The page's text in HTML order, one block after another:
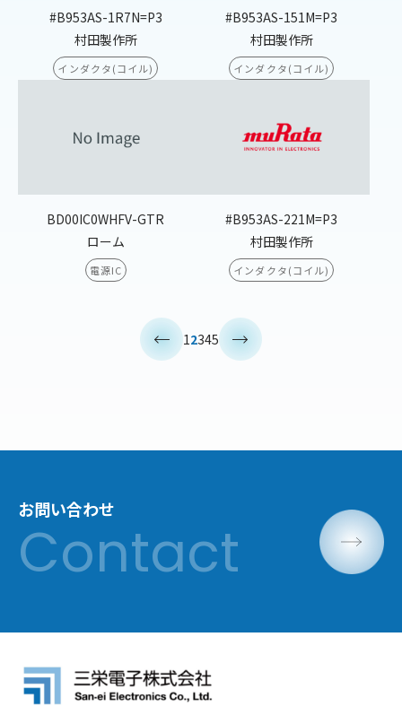
#B953AS-1R7N=P3
村田製作所
インダクタ(コイル)
#B953AS-151M=P3
村田製作所
インダクタ(コイル)
BD00IC0WHFV-GTR
ローム
電源IC
#B953AS-221M=P3
村田製作所
インダクタ(コイル)
12345
お問い合わせ